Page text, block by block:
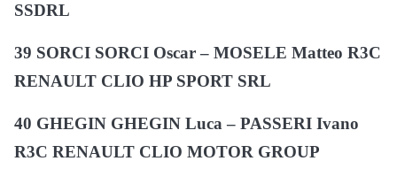
SSDRL
39 SORCI SORCI Oscar – MOSELE Matteo R3C
RENAULT CLIO HP SPORT SRL
40 GHEGIN GHEGIN Luca – PASSERI Ivano
R3C RENAULT CLIO MOTOR GROUP